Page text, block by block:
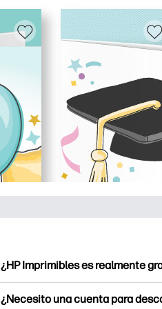
¿HP Imprimibles es realmente
¿Necesito una cuenta para